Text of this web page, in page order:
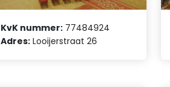
KvK nummer: 77484924
Adres: Looijerstraat 26